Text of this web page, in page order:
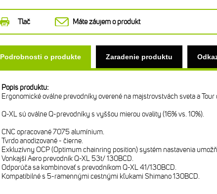
Tlač Máte záujem o produkt
Podrobnosti o produkte Zaradenie produktu
Popis produktu:
Ergonomické oválne prevodníky overené na majstrovstvách sveta a
Q-XL sú oválne Q-prevodníky s vyššou mierou ovality (16% vs. 10%).
CNC opracované 7075 alumínium.
Tvrdo anodizované - čierne.
Exkluzívny OCP (Optimum chainring position) systém nastavenia
Vonkajší Aero prevodník Q-XL 53t/ 130BCD.
Odporúča sa kombinovať s prevodníkom Q-XL 41/130BCD.
Kompatibilné s 5-ramennými cestnými kľukami Shimano 130BCD.